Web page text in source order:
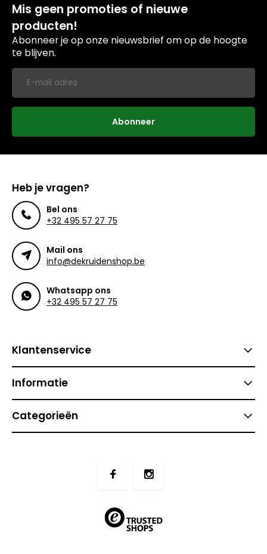
Mis geen promoties of nieuwe
producten!
Abonneer je op onze nieuwsbrief om op de hoogte
te blijven.
Abonneer
Heb je vragen?
Bel ons
+32 495 57 27 75
Mail ons
info@dekruidenshop.be
Whatsapp ons
+32 495 57 27 75
Klantenservice
Informatie
Categorieën